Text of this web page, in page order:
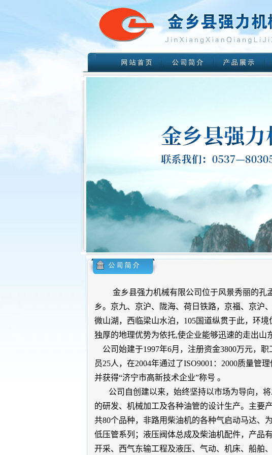
金乡县强力机械有限公司位于风景秀丽的孔
乡。京九、京沪、陇海、荷日铁路，京福、京沪
微山湖，西临梁山水泊，105国道纵贯于此，环
独厚的地理优势为依托,使企业能够迅速的走出山
公司始建于1997年6月，注册资金3800万元，
员25人，在2004年通过了ISO9001：2000质量管
并获得“济宁市高新技术企业”称号 。
公司自创建以来，始终坚持以市场为导向，将
的研发、机械加工及各种油管的设计生产。主要
共80个品种，非路用柴油机的各种气启动马达、
低压管系列；液压阀体总成及柴油机配件，产品
开采、西气东输工程及液压、气动、机床、船舶